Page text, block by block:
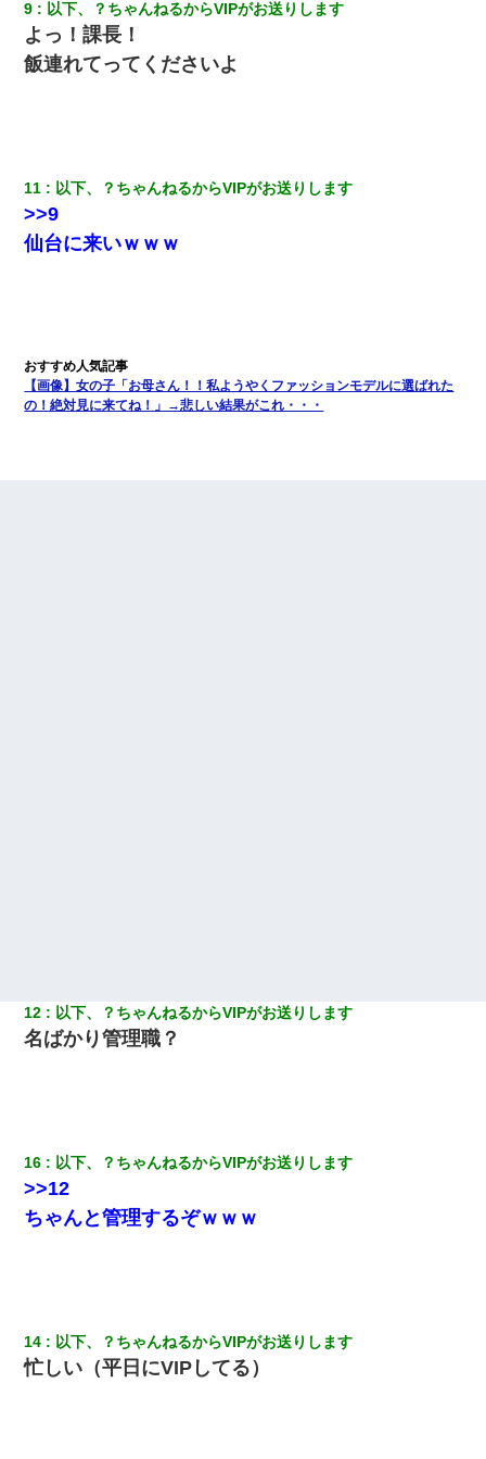
9 以下、？ちゃんねるからVIPがお送りします
よっ！課長！
飯連れてってくださいよ
11 以下、？ちゃんねるからVIPがお送りします
>>9
仙台に来いｗｗｗ
【画像】女の子「お母さん！！私ようやくファッションモデルに選ばれた
の！絶対見に来てね！」→悲しい結果がこれ・・・
12 以下、？ちゃんねるからVIPがお送りします
名ばかり管理職？
16 以下、？ちゃんねるからVIPがお送りします
>>12
ちゃんと管理するぞｗｗｗ
14 以下、？ちゃんねるからVIPがお送りします
忙しい（平日にVIPしてる）